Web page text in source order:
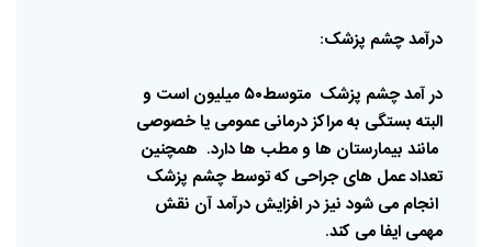
درآمدچشم پزشک:
درآمدچشم پزشک متوسط۵۰ میلیون است و
البته بستگی بهمراکزدرمانی عمومی یاخصوصی
مانند بیمارستان ها ومطب هادارد. همچنین
تعدادعمل های جراحی کهتوسطچشم پزشک
انجام می شود نیزدرافزایش درآمدآن نقش
مهمی ایفامی کند.